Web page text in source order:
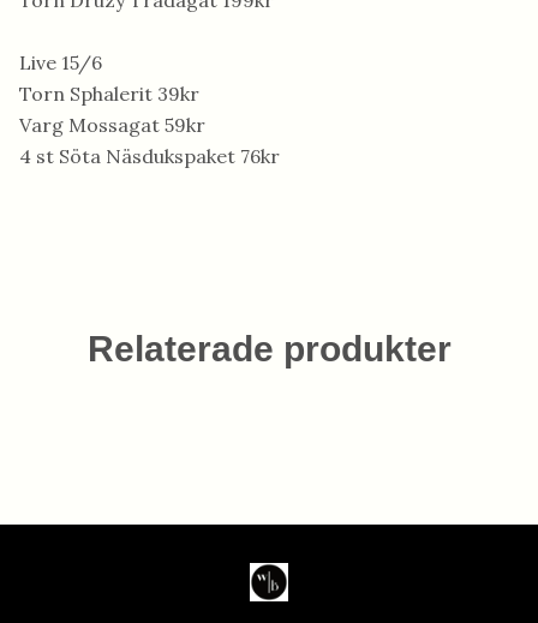
Live 15/6
Torn Sphalerit 39kr
Varg Mossagat 59kr
4 st Söta Näsdukspaket 76kr
Relaterade produkter